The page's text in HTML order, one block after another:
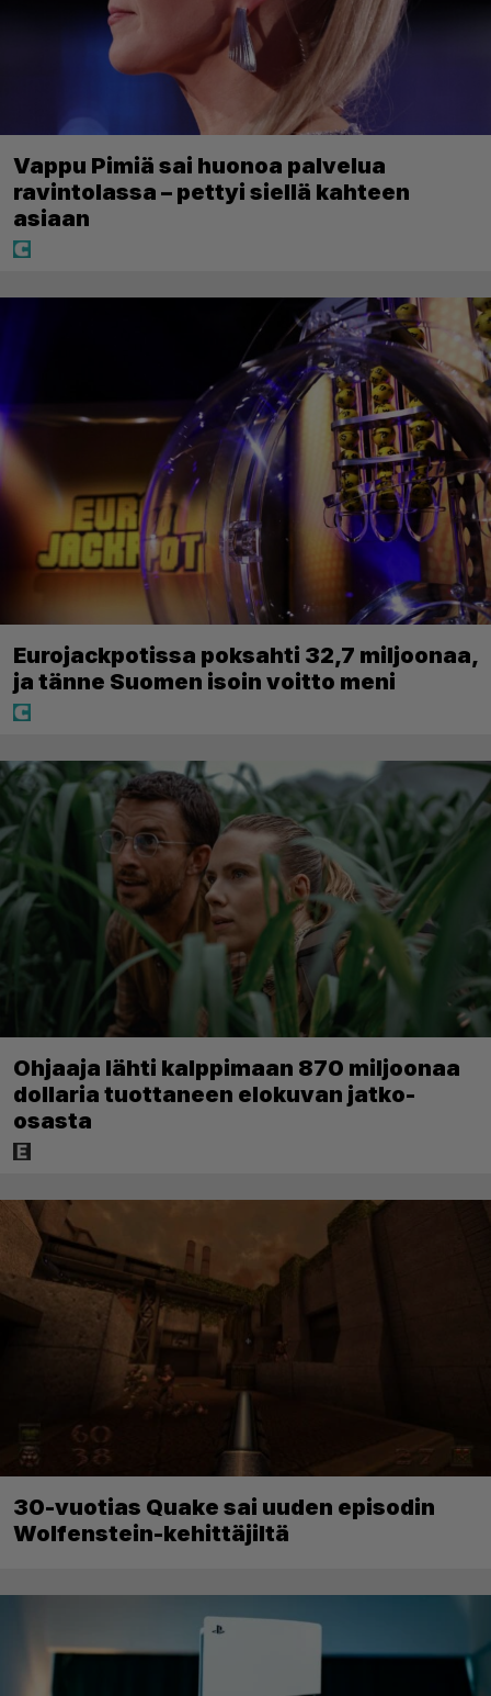
Vappu Pimiä sai huonoa palvelua
ravintolassa – pettyi siellä kahteen
asiaan
Eurojackpotissa poksahti 32,7 miljoonaa,
ja tänne Suomen isoin voitto meni
Ohjaaja lähti kalppimaan 870 miljoonaa
dollaria tuottaneen elokuvan jatko-
osasta
30-vuotias Quake sai uuden episodin
Wolfenstein-kehittäjiltä